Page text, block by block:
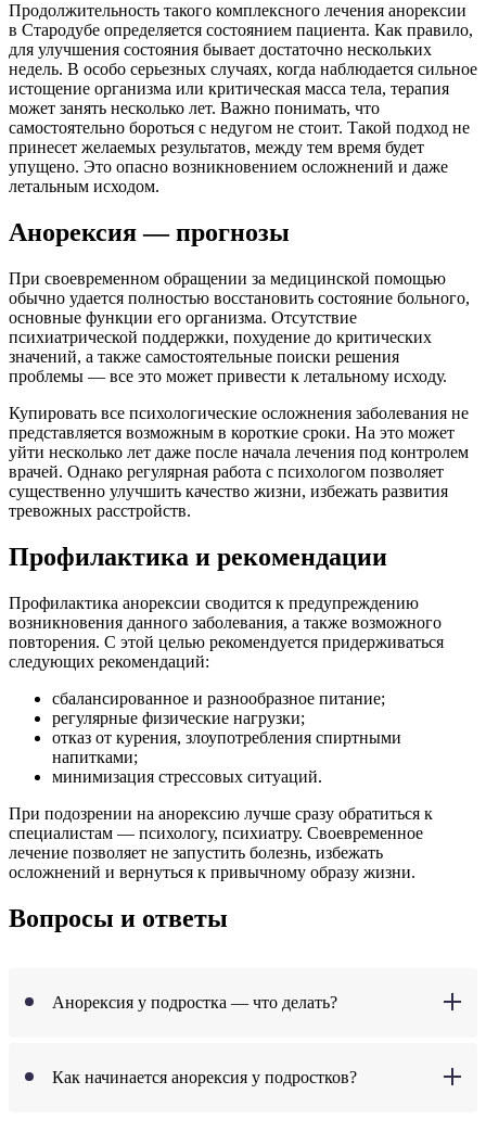
Продолжительность такого комплексного лечения анорексии
в Стародубе определяется состоянием пациента. Как правило,
для улучшения состояния бывает достаточно нескольких
недель. В особо серьезных случаях, когда наблюдается сильное
истощение организма или критическая масса тела, терапия
может занять несколько лет. Важно понимать, что
самостоятельно бороться с недугом не стоит. Такой подход не
принесет желаемых результатов, между тем время будет
упущено. Это опасно возникновением осложнений и даже
летальным исходом.
Анорексия — прогнозы
При своевременном обращении за медицинской помощью
обычно удается полностью восстановить состояние больного,
основные функции его организма. Отсутствие
психиатрической поддержки, похудение до критических
значений, а также самостоятельные поиски решения
проблемы — все это может привести к летальному исходу.
Купировать все психологические осложнения заболевания не
представляется возможным в короткие сроки. На это может
уйти несколько лет даже после начала лечения под контролем
врачей. Однако регулярная работа с психологом позволяет
существенно улучшить качество жизни, избежать развития
тревожных расстройств.
Профилактика и рекомендации
Профилактика анорексии сводится к предупреждению
возникновения данного заболевания, а также возможного
повторения. С этой целью рекомендуется придерживаться
следующих рекомендаций:
сбалансированное и разнообразное питание;
регулярные физические нагрузки;
отказ от курения, злоупотребления спиртными
напитками;
минимизация стрессовых ситуаций.
При подозрении на анорексию лучше сразу обратиться к
специалистам — психологу, психиатру. Своевременное
лечение позволяет не запустить болезнь, избежать
осложнений и вернуться к привычному образу жизни.
Вопросы и ответы
Анорексия у подростка — что делать?
Как начинается анорексия у подростков?